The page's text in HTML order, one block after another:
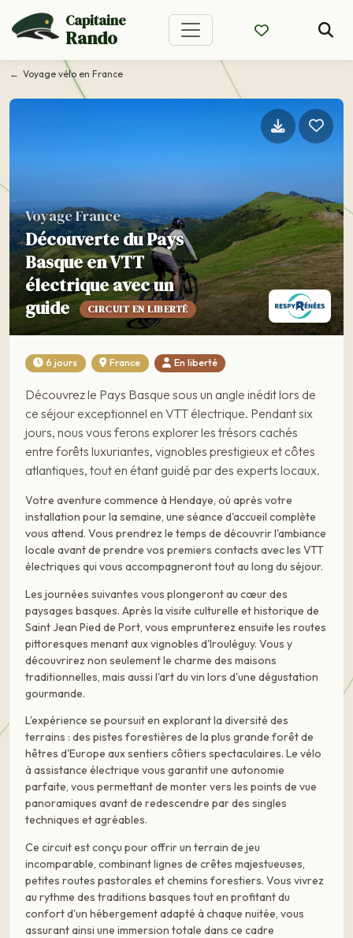
Capitaine
Rando
Voyage vélo en France
Voyage France
Découverte du Pays
Basque en VTT
électrique avec un
guide
CIRCUIT EN LIBERTÉ
6 jours France En liberté
Découvrez le Pays Basque sous un angle inédit lors de
ce séjour exceptionnel en VTT électrique. Pendant six
jours, nous vous ferons explorer les trésors cachés
entre forêts luxuriantes, vignobles prestigieux et côtes
atlantiques, tout en étant guidé par des experts locaux.
Votre aventure commence à Hendaye, où après votre
installation pour la semaine, une séance d'accueil complète
vous attend. Vous prendrez le temps de découvrir l'ambiance
locale avant de prendre vos premiers contacts avec les VTT
électriques qui vous accompagneront tout au long du séjour.
Les journées suivantes vous plongeront au cœur des
paysages basques. Après la visite culturelle et historique de
Saint Jean Pied de Port, vous emprunterez ensuite les routes
pittoresques menant aux vignobles d'Irouléguy. Vous y
découvrirez non seulement le charme des maisons
traditionnelles, mais aussi l'art du vin lors d'une dégustation
gourmande.
L'expérience se poursuit en explorant la diversité des
terrains : des pistes forestières de la plus grande forêt de
hêtres d'Europe aux sentiers côtiers spectaculaires. Le vélo
à assistance électrique vous garantit une autonomie
parfaite, vous permettant de monter vers les points de vue
panoramiques avant de redescendre par des singles
techniques et agréables.
Ce circuit est conçu pour offrir un terrain de jeu
incomparable, combinant lignes de crêtes majestueuses,
petites routes pastorales et chemins forestiers. Vous vivrez
au rythme des traditions basques tout en profitant du
confort d'un hébergement adapté à chaque nuitée, vous
assurant ainsi une immersion totale dans ce cadre